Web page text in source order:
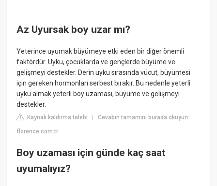
Az Uyursak boy uzar mı?
Yeterince uyumak büyümeye etki eden bir diğer önemli
faktördür. Uyku, çocuklarda ve gençlerde büyüme ve
gelişmeyi destekler. Derin uyku sırasında vücut, büyümesi
için gereken hormonları serbest bırakır. Bu nedenle yeterli
uyku almak yeterli boy uzaması, büyüme ve gelişmeyi
destekler.
Kaynak kaldırma talebi |Cevabın tamamını burada okuyun:
florence.com.tr
Boy uzaması için günde kaç saat
uyumalıyız?